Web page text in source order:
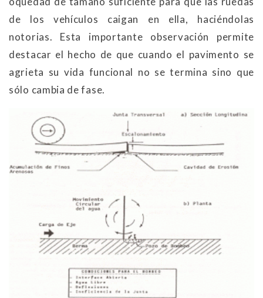
de los vehículos caigan en ella, haciéndolas
notorias. Esta importante observación permite
destacar el hecho de que cuando el pavimento se
agrieta su vida funcional no se termina sino que
sólo cambia de fase.